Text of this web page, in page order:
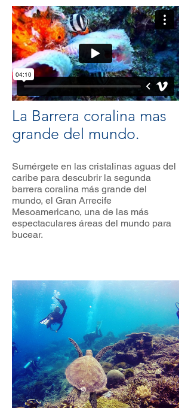
La Barrera coralina mas
grande del mundo.
Sumérgete en las cristalinas aguas del
caribe para descubrir la segunda
barrera coralina más grande del
mundo, el Gran Arrecife
Mesoamericano, una de las más
espectaculares áreas del mundo para
bucear.